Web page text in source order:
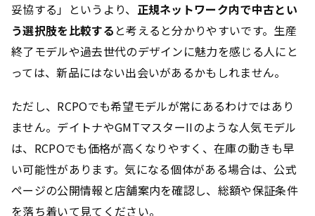
妥協する」というより、 正規ネットワーク内で中古とい
う選択肢を比較する と考えると分かりやすいです。生産
終了モデルや過去世代のデザインに魅力を感じる人にと
っては、新品にはない出会いがあるかもしれません。
ただし、RCPOでも希望モデルが常にあるわけではあり
ません。デイトナやGMTマスターIIのような人気モデル
は、RCPOでも価格が高くなりやすく、在庫の動きも早
い可能性があります。気になる個体がある場合は、公式
ページの公開情報と店舗案内を確認し、総額や保証条件
を落ち着いて見てください。